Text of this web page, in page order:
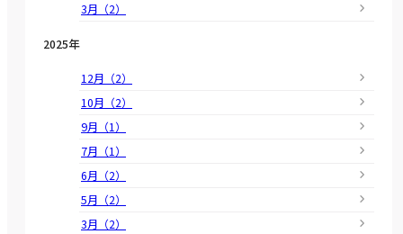
3月（2）
2025年
12月（2）
10月（2）
9月（1）
7月（1）
6月（2）
5月（2）
3月（2）